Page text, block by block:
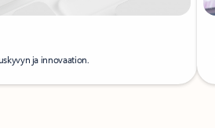
ja innovaation.